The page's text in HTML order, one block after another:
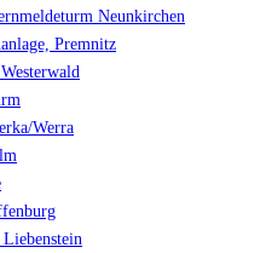
Neunkirchen
Premnitz
Werra